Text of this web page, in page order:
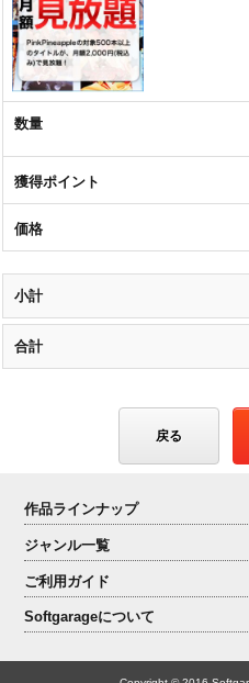
戻る
作品ラインナップ
ジャンル一覧
ご利用ガイド
Softgarageについて